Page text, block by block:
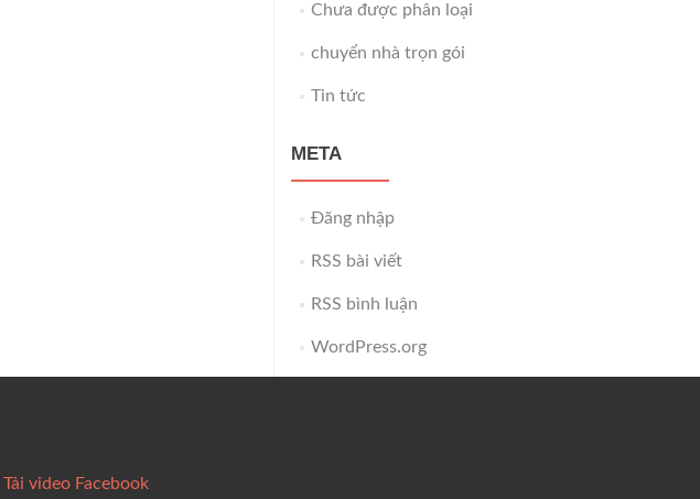
Chưa được phân loại
chuyển nhà trọn gói
Tin tức
META
Đăng nhập
RSS bài viết
RSS bình luận
WordPress.org
Tải video Facebook